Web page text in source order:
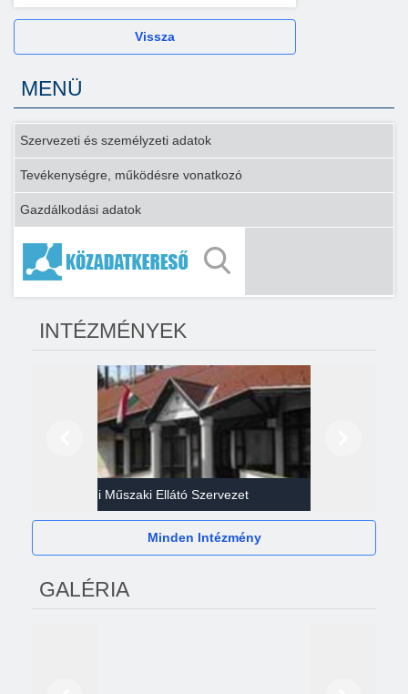
Vissza
MENÜ
Szervezeti és személyzeti adatok
Tevékenységre, működésre vonatkozó
Gazdálkodási adatok
INTÉZMÉNYEK
Gazdasági Műszaki Ellátó Szervezet
Minden Intézmény
GALÉRIA